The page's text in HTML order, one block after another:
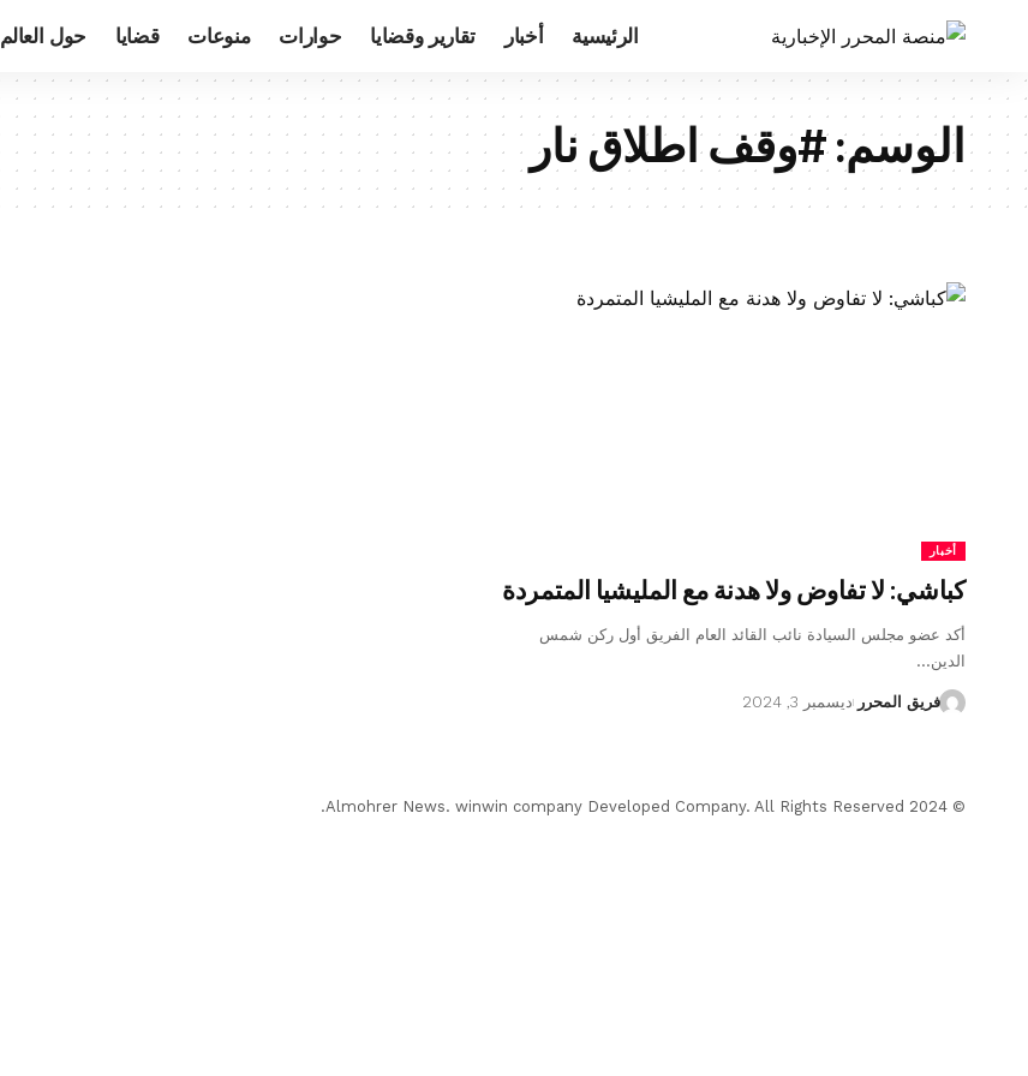
الرئيسية أخبار تقارير وقضايا حوارات منوعات قضايا حول العالم
الوسم:#وقف اطلاق نار
أخبار
كباشي: لا تفاوض ولا هدنة مع المليشيا المتمردة
أكد عضو مجلس السيادة نائب القائد العام الفريق أول ركن شمس
الدين…
فريق المحرر ديسمبر 3, 2024
© 2024 Almohrer News. winwin company Developed Company. All Rights Reserved.